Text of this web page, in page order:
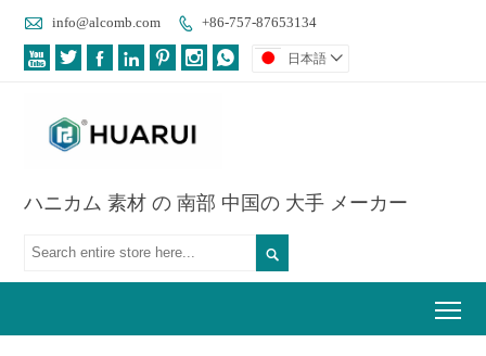
 info@alcomb.com  +86-757-87653134
       日本語 
ハニカム 素材 の 南部 中国の 大手 メーカー
